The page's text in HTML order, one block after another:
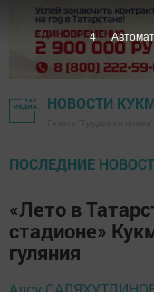
НОВОСТИ
ПОСЛЕДНИЕ
«Лето в
стадионе»
гуляния
2